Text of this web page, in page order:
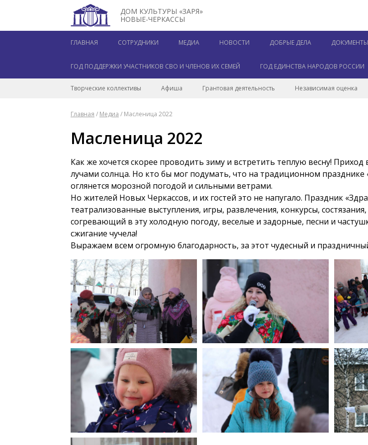
ДОМ КУЛЬТУРЫ «ЗАРЯ»
НОВЫЕ-ЧЕРКАССЫ
ГЛАВНАЯ СОТРУДНИКИ МЕДИА НОВОСТИ ДОБРЫЕ ДЕЛА ДОКУМЕНТЫ
ГОД ПОДДЕРЖКИ УЧАСТНИКОВ СВО И ЧЛЕНОВ ИХ СЕМЕЙ ГОД ЕДИНСТВА НАРОДОВ РОССИИ
Творческие коллективы Афиша Грантовая деятельность Независимая оценка
Главная / Медиа / Масленица 2022
Масленица 2022
Как же хочется скорее проводить зиму и встретить теплую весну!
лучами солнца. Но кто бы мог подумать, что на традиционном
оглянется морозной погодой и сильными ветрами.
Но жителей Новых Черкассов, и их гостей это не напугало. Праздник
театрализованные выступления, игры, развлечения, конкурсы,
согревающий в эту холодную погоду, веселые и задорные, песни и
сжигание чучела!
Выражаем всем огромную благодарность, за этот чудесный и